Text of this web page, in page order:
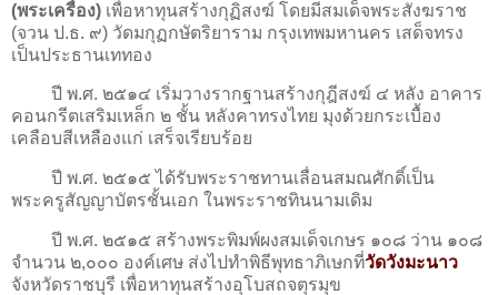
(พระเครื่อง) เพื่อหาทุนสร้างกุฏิสงฆ์ โดยมีสมเด็จพระสังฆราช
(จวน ป.ธ. ๙) วัดมกุฏกษัตริยาราม กรุงเทพมหานคร เสด็จทรง
เป็นประธานเททอง
ปี พ.ศ. ๒๕๑๔ เริ่มวางรากฐานสร้างกุฎีสงฆ์ ๔ หลัง อาคาร
คอนกรีตเสริมเหล็ก ๒ ชั้น หลังคาทรงไทย มุงด้วยกระเบื้อง
เคลือบสีเหลืองแก่ เสร็จเรียบร้อย
ปี พ.ศ. ๒๕๑๕ ได้รับพระราชทานเลื่อนสมณศักดิ์เป็น
พระครูสัญญาบัตรชั้นเอก ในพระราชทินนามเดิม
ปี พ.ศ. ๒๕๑๕ สร้างพระพิมพ์ผงสมเด็จเกษร ๑๐๘ ว่าน ๑๐๘
จํานวน ๒,๐๐๐ องค์เศษ ส่งไปทําพิธีพุทธาภิเษกที่วัดวังมะนาว
จังหวัดราชบุรี เพื่อหาทุนสร้างอุโบสถจตุรมุข